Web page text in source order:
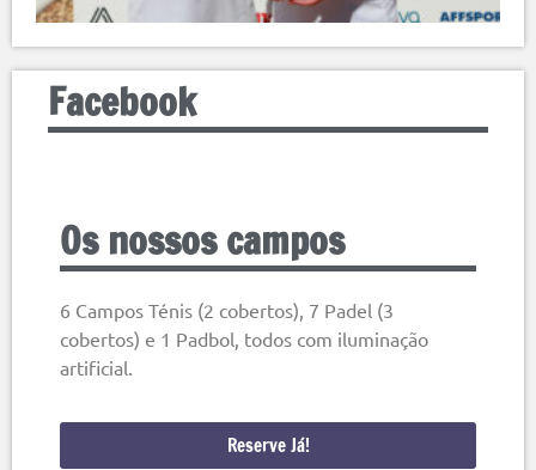
Facebook
Os nossos campos
6 Campos Ténis (2 cobertos), 7 Padel (3
cobertos) e 1 Padbol, todos com iluminação
artificial.
Reserve Já!